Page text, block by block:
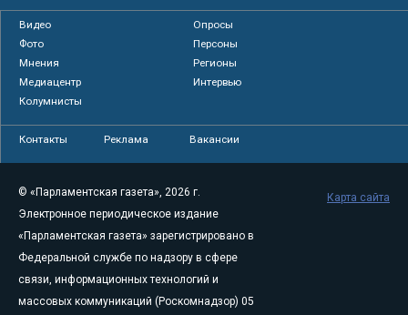
Видео
Опросы
Фото
Персоны
Мнения
Регионы
Медиацентр
Интервью
Колумнисты
Контакты Реклама Вакансии
© «Парламентская газета», 2026 г.
Электронное периодическое издание
«Парламентская газета» зарегистрировано в
Федеральной службе по надзору в сфере
связи, информационных технологий и
массовых коммуникаций (Роскомнадзор) 05
Карта сайта